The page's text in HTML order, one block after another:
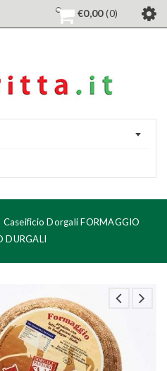
€0,00 0
Caseificio Dorgali FORMAGGIO
DURGALI